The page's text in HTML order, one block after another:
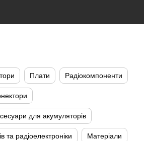
Плати Радіокомпоненти
для акумуляторів
та радіоелектроніки Матеріали